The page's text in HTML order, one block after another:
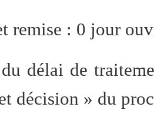
remise : 0 jour
délai de
décision » du